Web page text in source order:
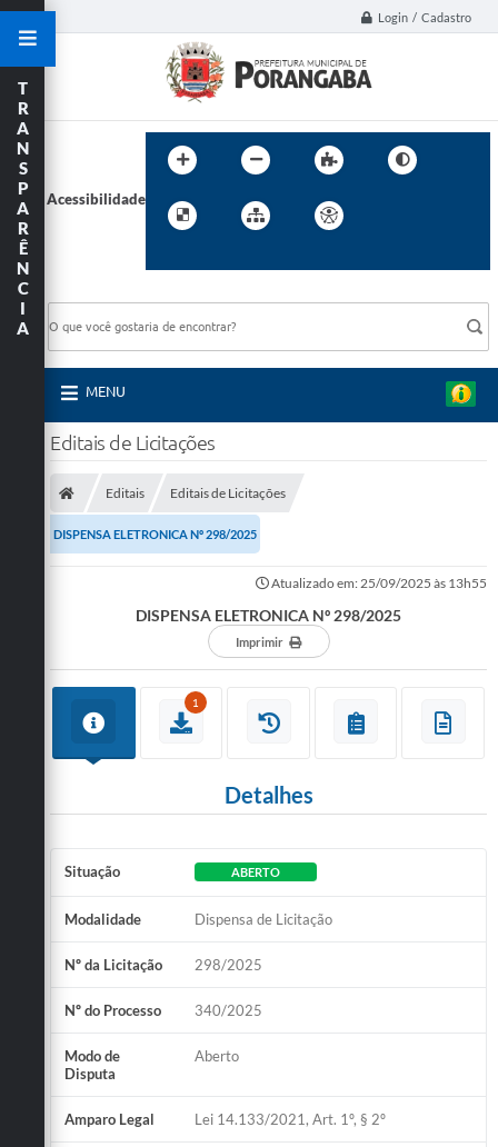
Login / Cadastro
Acessibilidade
MENU
T
R
A
N
S
P
A
R
Ê
N
C
I
A
Editais de Licitações
Editais Editais de Licitações
DISPENSA ELETRONICA Nº 298/2025
Atualizado em: 25/09/2025 às 13h55
DISPENSA ELETRONICA Nº 298/2025
Imprimir
1
Detalhes
Situação ABERTO
Modalidade Dispensa de Licitação
Nº da Licitação 298/2025
Nº do Processo 340/2025
Modo de
Disputa
Aberto
Amparo Legal Lei 14.133/2021, Art. 1º, § 2º